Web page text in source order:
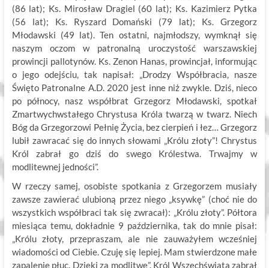
(86 lat); Ks. Mirosław Dragiel (60 lat); Ks. Kazimierz Pytka
(56 lat); Ks. Ryszard Domański (79 lat); Ks. Grzegorz
Młodawski (49 lat). Ten ostatni, najmłodszy, wymknął się
naszym oczom w patronalną uroczystość warszawskiej
prowincji pallotynów. Ks. Zenon Hanas, prowincjał, informując
o jego odejściu, tak napisał: „Drodzy Współbracia, nasze
Święto Patronalne A.D. 2020 jest inne niż zwykle. Dziś, nieco
po północy, nasz współbrat Grzegorz Młodawski, spotkał
Zmartwychwstałego Chrystusa Króla twarzą w twarz. Niech
Bóg da Grzegorzowi Pełnię Życia, bez cierpień i łez… Grzegorz
lubił zawracać się do innych słowami „Królu złoty”! Chrystus
Król zabrał go dziś do swego Królestwa. Trwajmy w
modlitewnej jedności”.
W rzeczy samej, osobiste spotkania z Grzegorzem musiały
zawsze zawierać ulubioną przez niego „ksywkę” (choć nie do
wszystkich współbraci tak się zwracał): „Królu złoty”. Półtora
miesiąca temu, dokładnie 9 października, tak do mnie pisał:
„Królu złoty, przepraszam, ale nie zauważyłem wcześniej
wiadomości od Ciebie. Czuję się lepiej. Mam stwierdzone małe
zapalenie płuc. Dzięki za modlitwę”. Król Wszechświata zabrał